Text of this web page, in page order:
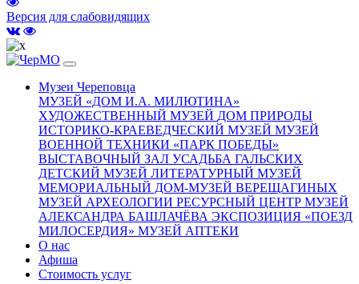
Версия для слабовидящих
Музеи Череповца
МУЗЕЙ «‎ДОМ И.А. МИЛЮТИНА»
ХУДОЖЕСТВЕННЫЙ МУЗЕЙ ДОМ ПРИРОДЫ
ИСТОРИКО-КРАЕВЕДЧЕСКИЙ МУЗЕЙ МУЗЕЙ
ВОЕННОЙ ТЕХНИКИ «ПАРК ПОБЕДЫ»
ВЫСТАВОЧНЫЙ ЗАЛ УСАДЬБА ГАЛЬСКИХ
ДЕТСКИЙ МУЗЕЙ ЛИТЕРАТУРНЫЙ МУЗЕЙ
МЕМОРИАЛЬНЫЙ ДОМ-МУЗЕЙ ВЕРЕЩАГИНЫХ
МУЗЕЙ АРХЕОЛОГИИ РЕСУРСНЫЙ ЦЕНТР МУЗЕЙ
АЛЕКСАНДРА БАШЛАЧЁВА ЭКСПОЗИЦИЯ «ПОЕЗД
МИЛОСЕРДИЯ» МУЗЕЙ АПТЕКИ
О нас
Афиша
Стоимость услуг